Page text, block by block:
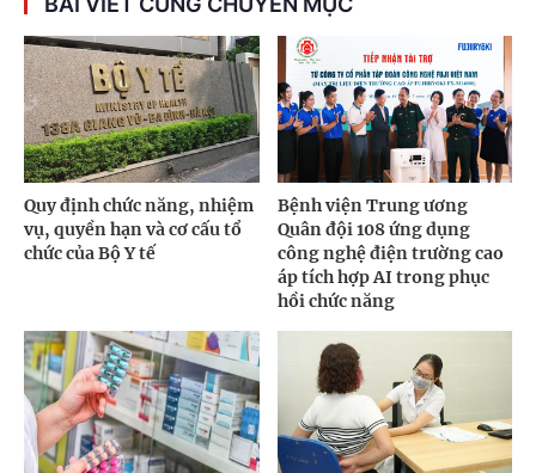
Quy định chức năng, nhiệm
vụ, quyền hạn và cơ cấu tổ
chức của Bộ Y tế
Bệnh viện Trung ương
Quân đội 108 ứng dụng
công nghệ điện trường cao
áp tích hợp AI trong phục
hồi chức năng